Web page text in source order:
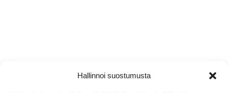
Hallinnoi suostumusta